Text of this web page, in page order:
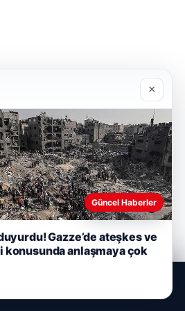
×
Güncel Haberler
Gazze’de ateşkes ve
konusunda anlaşmaya çok